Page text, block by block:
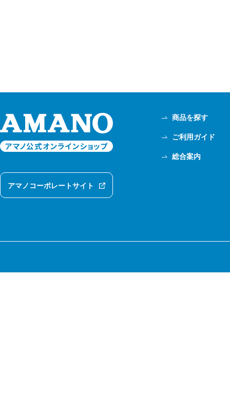
アマノコーポレートサイト
商品を探す
ご利用ガイド
総合案内